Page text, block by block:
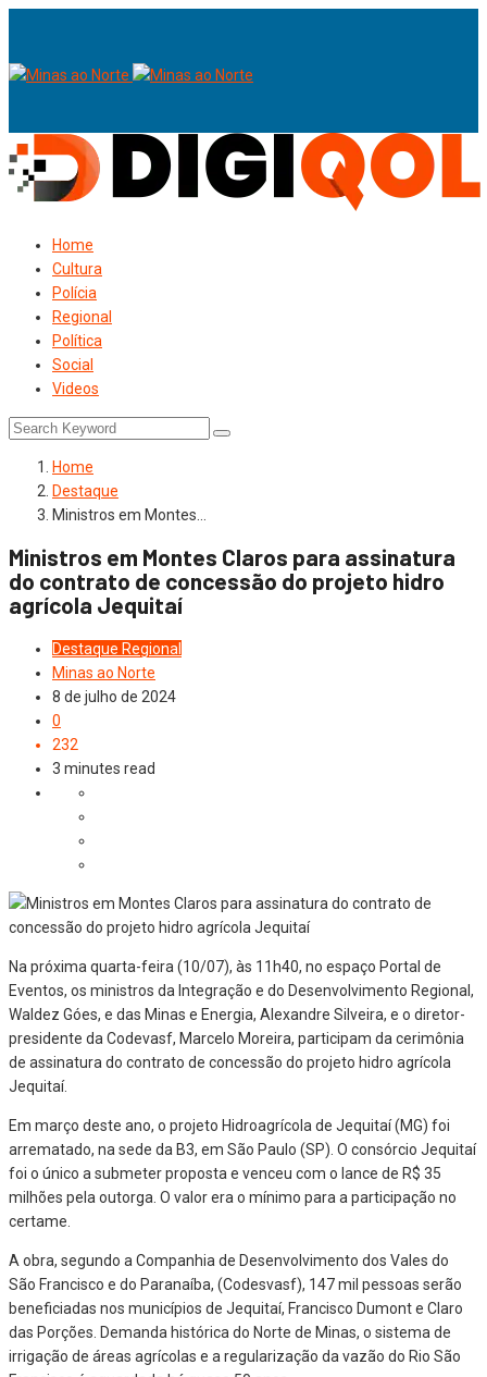
Home
Cultura
Polícia
Regional
Política
Social
Videos
Home
Destaque
Ministros em Montes…
Ministros em Montes Claros para assinatura
do contrato de concessão do projeto hidro
agrícola Jequitaí
Destaque Regional
Minas ao Norte
8 de julho de 2024
0
232
3 minutes read
Na próxima quarta-feira (10/07), às 11h40, no espaço Portal de
Eventos, os ministros da Integração e do Desenvolvimento Regional,
Waldez Góes, e das Minas e Energia, Alexandre Silveira, e o diretor-
presidente da Codevasf, Marcelo Moreira, participam da cerimônia
de assinatura do contrato de concessão do projeto hidro agrícola
Jequitaí.
Em março deste ano, o projeto Hidroagrícola de Jequitaí (MG) foi
arrematado, na sede da B3, em São Paulo (SP). O consórcio Jequitaí
foi o único a submeter proposta e venceu com o lance de R$ 35
milhões pela outorga. O valor era o mínimo para a participação no
certame.
A obra, segundo a Companhia de Desenvolvimento dos Vales do
São Francisco e do Paranaíba, (Codesvasf), 147 mil pessoas serão
beneficiadas nos municípios de Jequitaí, Francisco Dumont e Claro
das Porções. Demanda histórica do Norte de Minas, o sistema de
irrigação de áreas agrícolas e a regularização da vazão do Rio São